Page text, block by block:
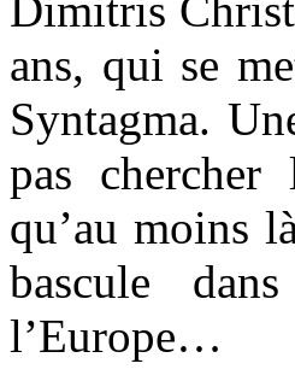
ans, qui se
Syntagma.
pas chercher
qu’au moins
bascule
l’Europe…